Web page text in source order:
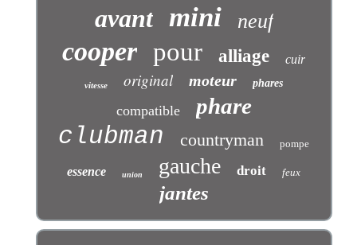
avant mini neuf
cooper pour alliage cuir
vitesse original moteur phares
compatible phare
clubman countryman pompe
essence union gauche droit feux
jantes